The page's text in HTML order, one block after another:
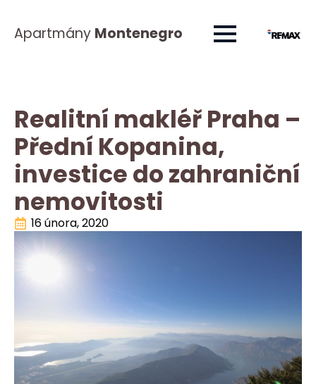
Apartmány Montenegro
Realitní makléř Praha –
Přední Kopanina,
investice do zahraniční
nemovitosti
16 února, 2020